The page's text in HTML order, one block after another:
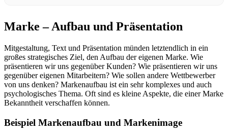
Marke – Aufbau und Präsentation
Mitgestaltung, Text und Präsentation münden letztendlich in ein
großes strategisches Ziel, den Aufbau der eigenen Marke. Wie
präsentieren wir uns gegenüber Kunden? Wie präsentieren wir uns
gegenüber eigenen Mitarbeitern? Wie sollen andere Wettbewerber
von uns denken? Markenaufbau ist ein sehr komplexes und auch
psychologisches Thema. Oft sind es kleine Aspekte, die einer Marke
Bekanntheit verschaffen können.
Beispiel Markenaufbau und Markenimage